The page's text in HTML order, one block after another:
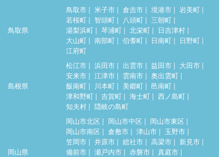
鳥取県
鳥取市 米子市 倉吉市 境港市
岩美町
若桜町
智頭町 八頭町
三朝町
湯梨浜町
琴浦町 北栄町
日吉津村
大山町
南部町 伯耆町 日南町
日野町
江府町
島根県
松江市 浜田市 出雲市 益田市
大田市
安来市
江津市 雲南市
奥出雲町
飯南町
川本町 美郷町
邑南町
津和野町
吉賀町 海士町
西ノ島町
知夫村
隠岐の島町
岡山県
岡山市北区 岡山市中区
岡山市東区
岡山市南区
倉敷市 津山市
玉野市
笠岡市
井原市 総社市 高梁市
新見市
備前市
瀬戸内市 赤磐市
真庭市